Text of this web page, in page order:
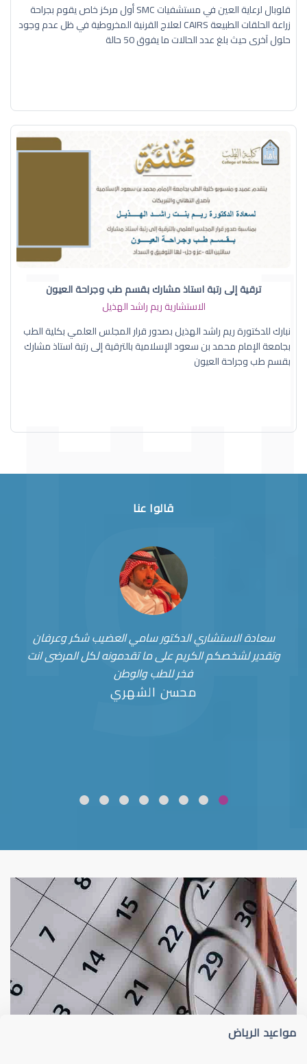
قلوبال لرعاية العين في مستشفيات SMC أول مركز خاص يقوم بجراحة
زراعة الحلقات الطبيعة CAIRS لعلاج القرنية المخروطية في ظل عدم وجود
حلول آخرى حيث بلغ عدد الحالات ما يفوق 50 حالة
ترقية إلى رتبة استاذ مشارك بقسم طب وجراحة العيون
الاستشارية ريم راشد الهذيل
نبارك للدكتورة ريم راشد الهذيل بصدور قرار المجلس العلمي بكلية الطب
بجامعة الإمام محمد بن سعود الإسلامية بالترقية إلى رتبة استاذ مشارك
بقسم طب وجراحة العيون
قالوا عنا
سعادة الاستشاري الدكتور سامي العضيب شكر وعرفان
وتقدير لشخصكم الكريم على ما تقدمونه لكل المرضى انت
فخر للطب والوطن
محسن الشهري
قلوبال لرعاية العين ضعف نظر
مواعيد الرياض